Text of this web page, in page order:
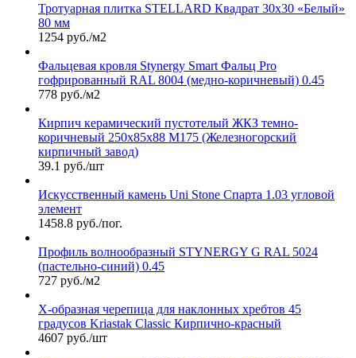
Тротуарная плитка STELLARD Квадрат 30х30 «Белый»
80 мм
1254 руб./м2
Фальцевая кровля Stynergy Smart Фальц Pro
гофрированный RAL 8004 (медно-коричневый) 0.45
778 руб./м2
Кирпич керамический пустотелый ЖКЗ темно-
коричневый 250х85х88 М175 (Железногорский
кирпичный завод)
39.1 руб./шт
Искусственный камень Uni Stone Спарта 1.03 угловой
элемент
1458.8 руб./пог.
Профиль волнообразный STYNERGY G RAL 5024
(пастельно-синий) 0.45
727 руб./м2
Х-образная черепица для наклонных хребтов 45
градусов Kriastak Classic Кирпично-красный
4607 руб./шт